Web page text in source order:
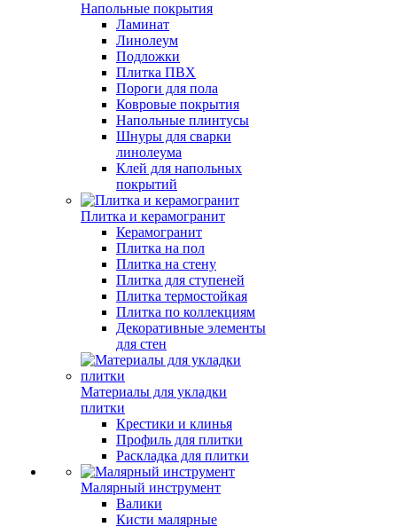
Напольные покрытия
Ламинат
Линолеум
Подложки
Плитка ПВХ
Пороги для пола
Ковровые покрытия
Напольные плинтусы
Шнуры для сварки
линолеума
Клей для напольных
покрытий
Плитка и керамогранит
Керамогранит
Плитка на пол
Плитка на стену
Плитка для ступеней
Плитка термостойкая
Плитка по коллекциям
Декоративные элементы
для стен
Материалы для укладки
плитки
Крестики и клинья
Профиль для плитки
Раскладка для плитки
Малярный инструмент
Валики
Кисти малярные